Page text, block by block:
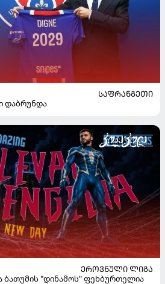
ᲡᲐᲤᲠᲐᲜᲒᲔᲗᲘ
დაბრუნდა
ᲔᲠᲝᲕᲜᲣᲚᲘ ᲚᲘᲒᲐ
ბათუმის "დინამოს" ფეხბურთელია